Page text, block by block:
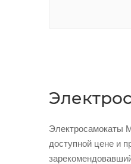
Электросамокаты
доступной цене и